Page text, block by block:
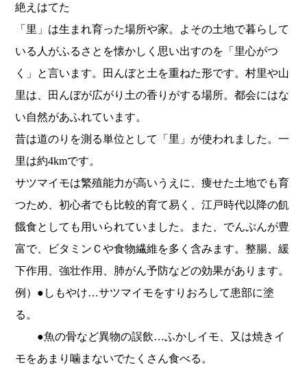
絶えはてた
「里」は生まれ育った場所や家。 よその土地で暮らして
いる人がふるさとを懐かしく思い出すのを「 里心がつ
く」と言います。田んぼと土を重ねた形です。村里や山
里は、田んぼが広がり土の香りがする場所。都会にはな
い自然があふれています。
昔は道のりを測る単位として「里」が使われました。一
里は約4kmです。
サツマイモは繁殖能力が高いうえに、痩せた土地でも育
つため、初心者でも比較的育て易く、江戸時代以降の飢
餓食としても用いられていました。また、 でんぷんが豊
富で、ビタミンＣや食物繊維を多く含みます。整腸、緩
下作用、強壮作用、肺がん予防などの効果があります。
例）●しもやけ…サツマイモをすりおろして患部に塗
る。
●魚の骨など異物の誤飲…ふかしイモ、 又は焼きイ
モをあまり噛まないでたくさん食べる。